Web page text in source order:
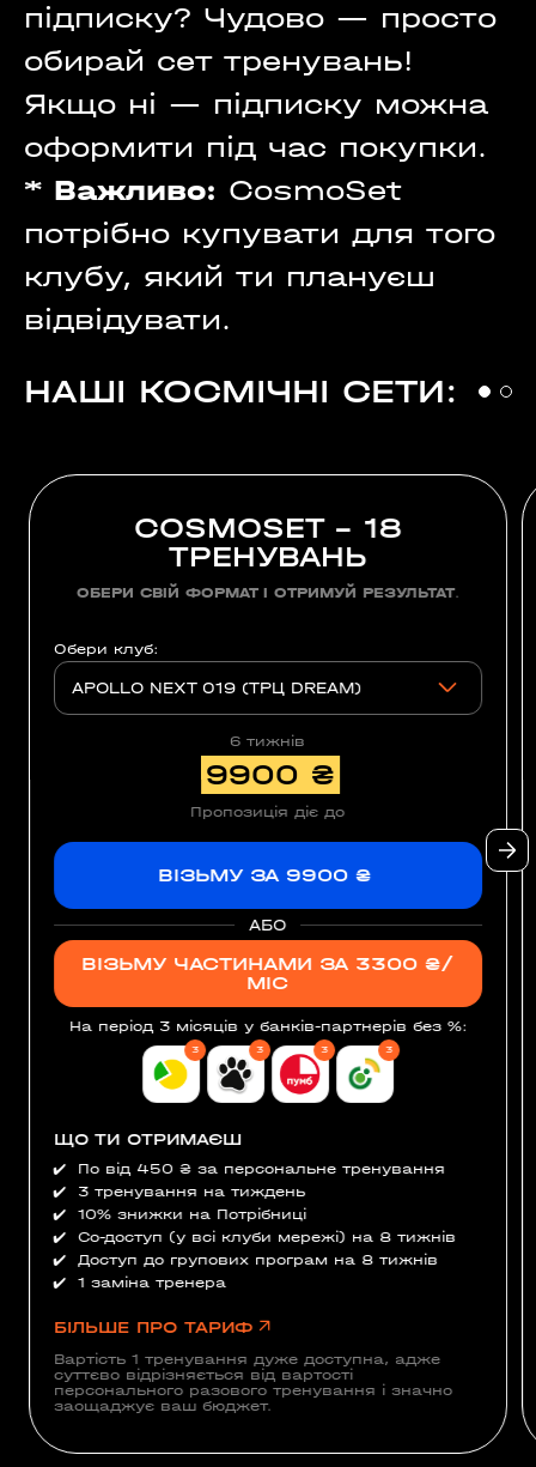
підписку? Чудово — просто
обирай сет тренувань!
Якщо ні — підписку можна
оформити під час покупки.
* Важливо: CosmoSet
потрібно купувати для того
клубу, який ти плануєш
відвідувати.
НАШІ КОСМІЧНІ СЕТИ:
COSMOSET – 18
ТРЕНУВАНЬ
ОБЕРИ СВІЙ ФОРМАТ І ОТРИМУЙ РЕЗУЛЬТАТ.
Обери клуб:
APOLLO NEXT 019 (ТРЦ DREAM)
6 тижнів
9900 ₴
Пропозиція діє до
ВІЗЬМУ ЗА 9900 ₴
АБО
ВІЗЬМУ ЧАСТИНАМИ ЗА 3300 ₴/
МІС
На період 3 місяців у банків-партнерів без %:
3
3 3 3
ЩО ТИ ОТРИМАЄШ
✔️
По від 450 ₴ за персональне тренування
✔️
3 тренування на тиждень
✔️
10% знижки на Потрібниці
✔️
Со-доступ (у всі клуби мережі) на 8 тижнів
✔️
Доступ до групових програм на 8 тижнів
✔️
1 заміна тренера
БІЛЬШЕ ПРО ТАРИФ
Вартість 1 тренування дуже доступна, адже
суттєво відрізняється від вартості
персонального разового тренування і значно
заощаджує ваш бюджет.